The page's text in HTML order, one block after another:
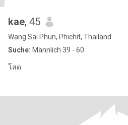
kae, 45
Wang Sai Phun, Phichit, Thailand
Suche: Männlich 39 - 60
โสด